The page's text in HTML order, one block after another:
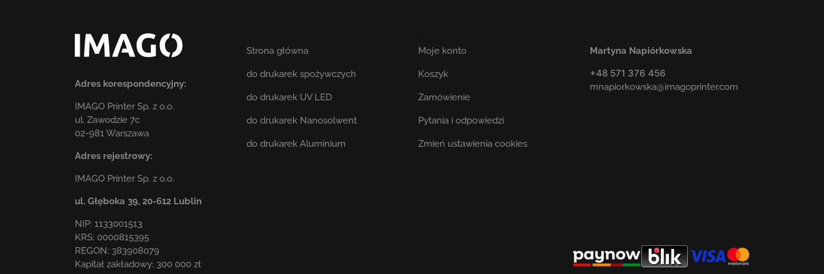
Adres korespondencyjny:
IMAGO Printer Sp. z o.o.
ul. Zawodzie 7c
02-981 Warszawa
Adres rejestrowy:
IMAGO Printer Sp. z o.o.
ul. Głęboka 39, 20-612 Lublin
NIP: 1133001513
KRS: 0000815395
REGON: 383908079
Kapitał zakładowy: 300 000 zł
Strona główna
do drukarek spożywczych
do drukarek UV LED
do drukarek Nanosolwent
do drukarek Aluminium
Moje konto
Koszyk
Zamówienie
Pytania i odpowiedzi
Zmień ustawienia cookies
Martyna Napiórkowska
+48 571 376 456
mnapiorkowska@imagoprinter.com